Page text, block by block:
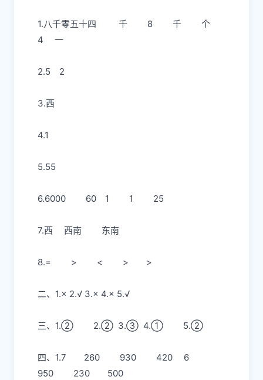
1.八千零五十四 千 8 千
个
4
一
2.5 2
3.西
4.1
5.55
6.6000 60 1 1 25
7.西 西南 东南
8.= > < > >
二、1.× 2.√ 3.× 4.× 5.√
三、1.② 2.② 3.③ 4.① 5.②
四、1.7 260 930 420
6
950
230 500